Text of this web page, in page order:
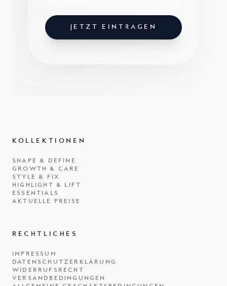
JETZT EINTRAGEN
KOLLEKTIONEN
SHAPE & DEFINE
GROWTH & CARE
STYLE & FIX
HIGHLIGHT & LIFT
ESSENTIALS
AKTUELLE PREISE
RECHTLICHES
IMPRESSUM
DATENSCHUTZERKLÄRUNG
WIDERRUFSRECHT
VERSANDBEDINGUNGEN